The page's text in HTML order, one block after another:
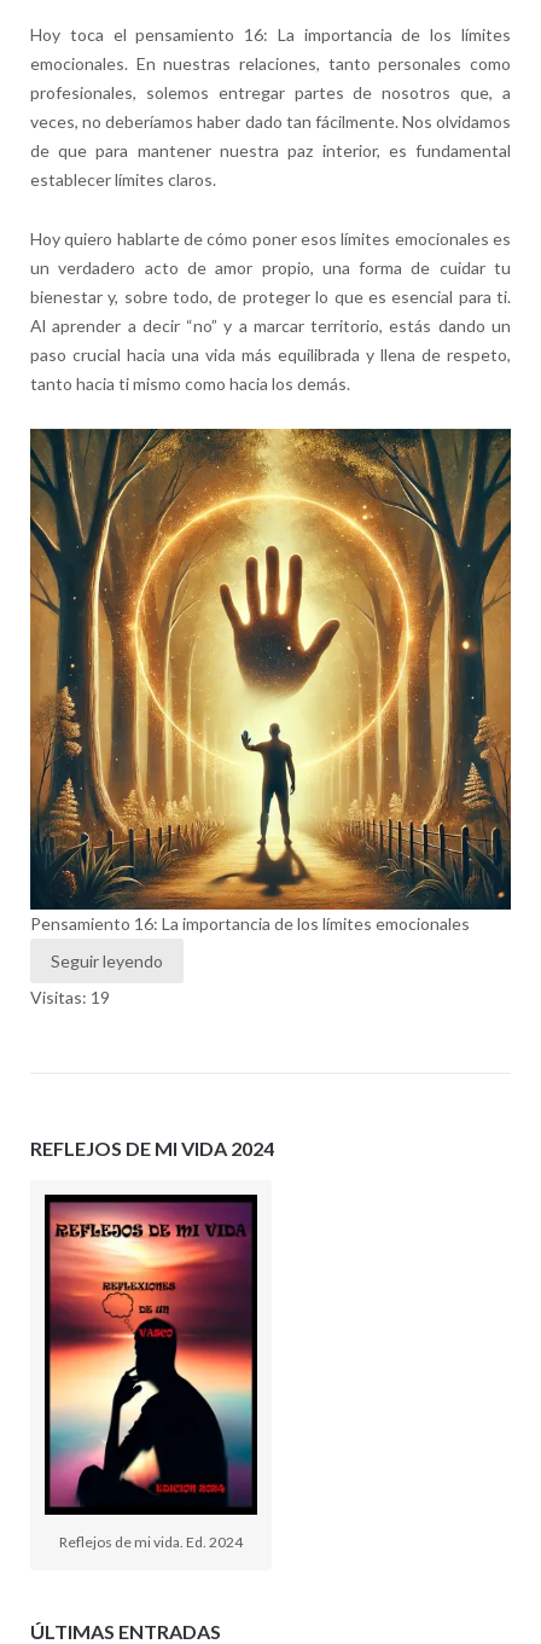
Hoy toca el pensamiento 16: La importancia de los límites
emocionales. En nuestras relaciones, tanto personales como
profesionales, solemos entregar partes de nosotros que, a
veces, no deberíamos haber dado tan fácilmente. Nos olvidamos
de que para mantener nuestra paz interior, es fundamental
establecer límites claros.
Hoy quiero hablarte de cómo poner esos límites emocionales es
un verdadero acto de amor propio, una forma de cuidar tu
bienestar y, sobre todo, de proteger lo que es esencial para ti.
Al aprender a decir “no” y a marcar territorio, estás dando un
paso crucial hacia una vida más equilibrada y llena de respeto,
tanto hacia ti mismo como hacia los demás.
Pensamiento 16: La importancia de los límites emocionales
Seguir leyendo
Visitas: 19
REFLEJOS DE MI VIDA 2024
Reflejos de mi vida. Ed. 2024
ÚLTIMAS ENTRADAS